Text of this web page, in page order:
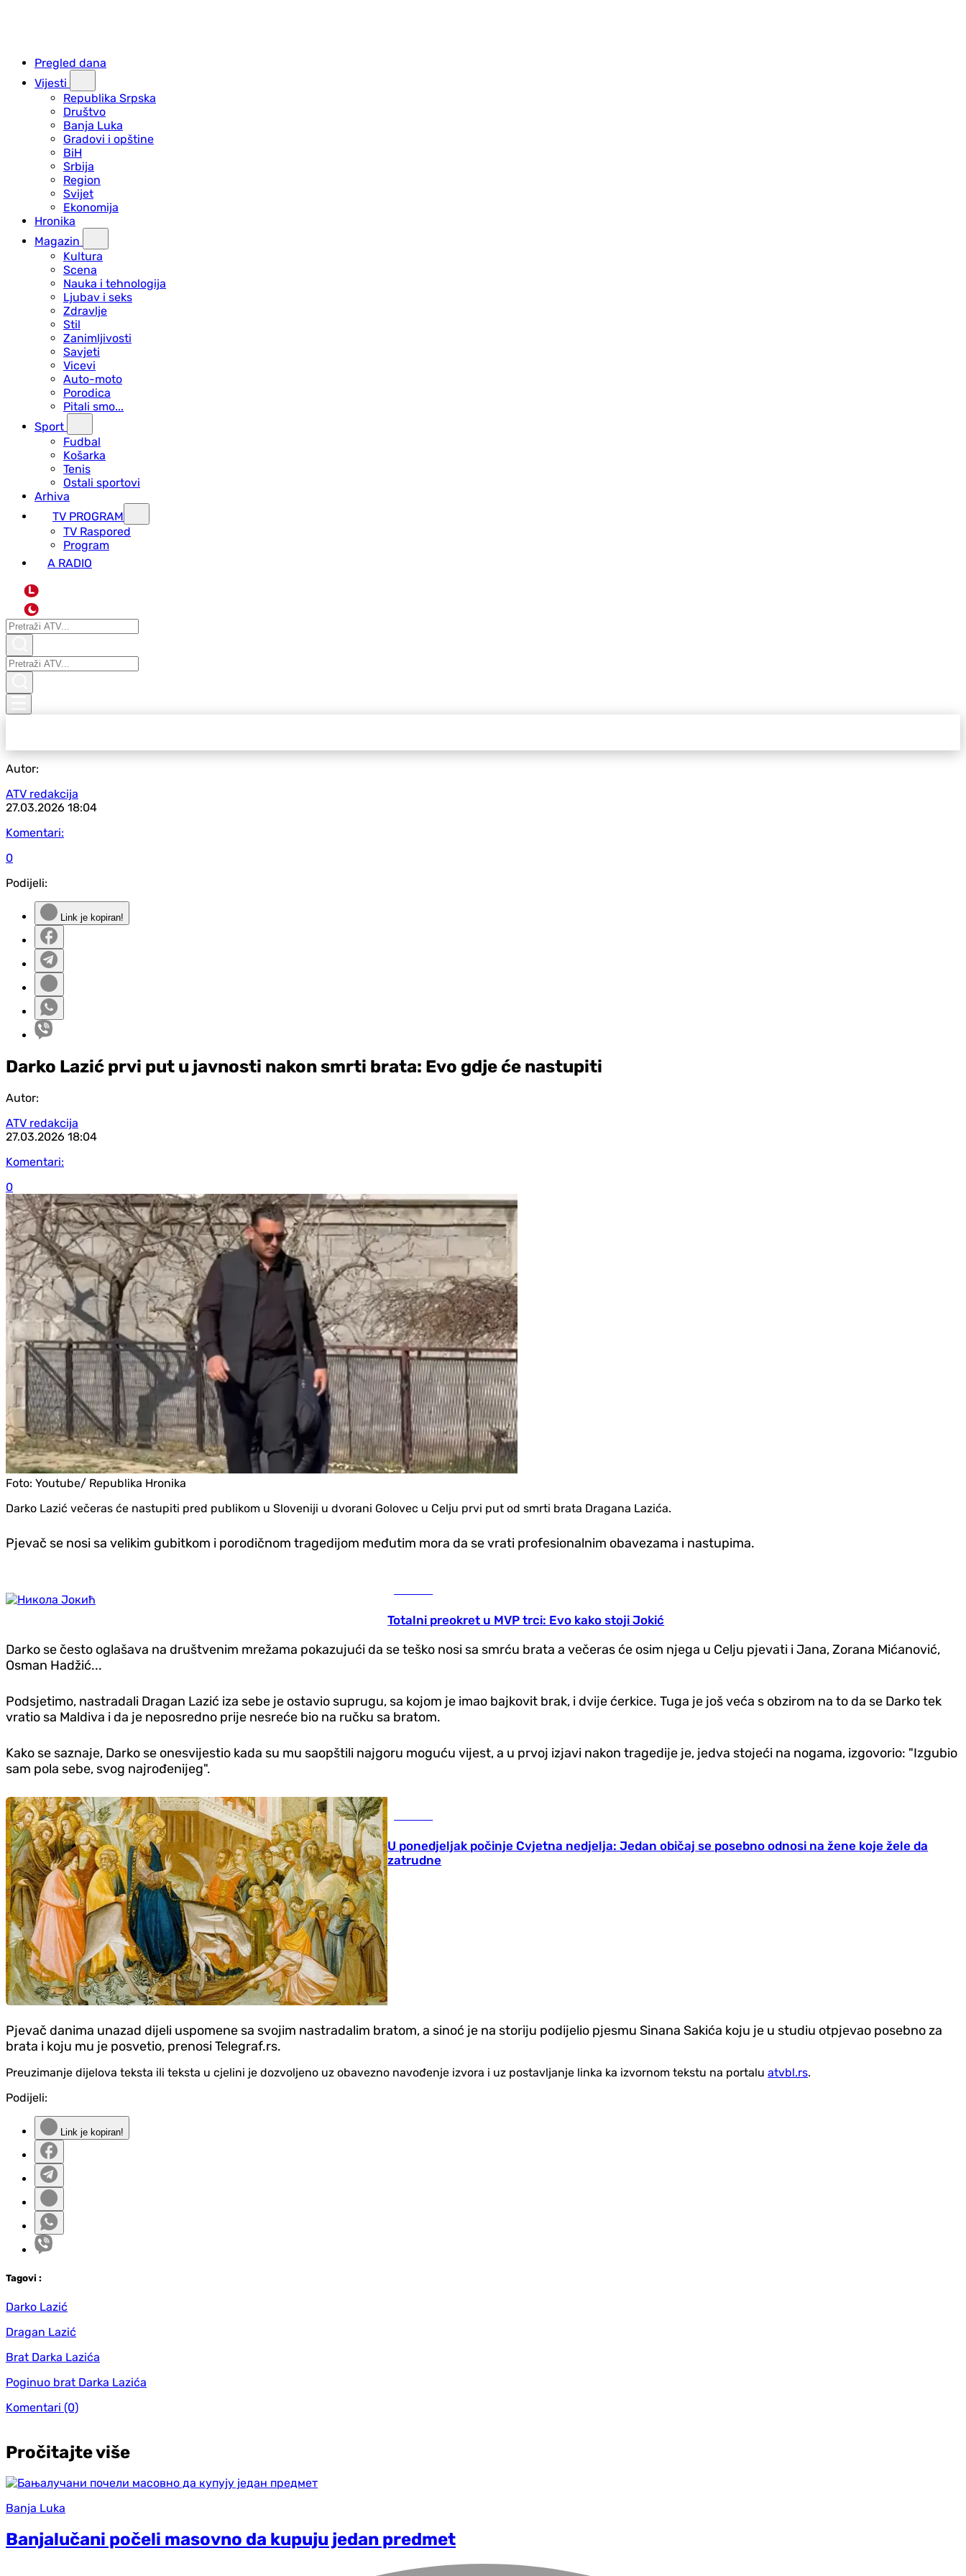
Pregled dana
Vijesti
Republika Srpska
Društvo
Banja Luka
Gradovi i opštine
BiH
Srbija
Region
Svijet
Ekonomija
Hronika
Magazin
Kultura
Scena
Nauka i tehnologija
Ljubav i seks
Zdravlje
Stil
Zanimljivosti
Savjeti
Vicevi
Auto-moto
Porodica
Pitali smo...
Sport
Fudbal
Košarka
Tenis
Ostali sportovi
Arhiva
TV PROGRAM
ТV Raspored
Program
A RADIO
L
Autor:
ATV redakcija
27.03.2026 18:04
Komentari:
0
Podijeli:
Link je kopiran!
Darko Lazić prvi put u javnosti nakon smrti brata: Evo gdje će nastupiti
Autor:
ATV redakcija
27.03.2026 18:04
Komentari:
0
Foto: Youtube/ Republika Hronika
Darko Lazić večeras će nastupiti pred publikom u Sloveniji u dvorani Golovec u Celju prvi put od smrti brata Dragana Lazića.
Pjevač se nosi sa velikim gubitkom i porodičnom tragedijom međutim mora da se vrati profesionalnim obavezama i nastupima.
Totalni preokret u MVP trci: Evo kako stoji Jokić
Darko se često oglašava na društvenim mrežama pokazujući da se teško nosi sa smrću brata a večeras će osim njega u Celju pjevati i Jana, Zorana Mićanović,
Osman Hadžić...
Podsjetimo, nastradali Dragan Lazić iza sebe je ostavio suprugu, sa kojom je imao bajkovit brak, i dvije ćerkice. Tuga je još veća s obzirom na to da se Darko tek
vratio sa Maldiva i da je neposredno prije nesreće bio na ručku sa bratom.
Kako se saznaje, Darko se onesvijestio kada su mu saopštili najgoru moguću vijest, a u prvoj izjavi nakon tragedije je, jedva stojeći na nogama, izgovorio: "Izgubio
sam pola sebe, svog najrođenijeg".
U ponedjeljak počinje Cvjetna nedjelja: Jedan običaj se posebno odnosi na žene koje žele da
zatrudne
Pjevač danima unazad dijeli uspomene sa svojim nastradalim bratom, a sinoć je na storiju podijelio pjesmu Sinana Sakića koju je u studiu otpjevao posebno za
brata i koju mu je posvetio, prenosi Telegraf.rs.
Preuzimanje dijelova teksta ili teksta u cjelini je dozvoljeno uz obavezno navođenje izvora i uz postavljanje linka ka izvornom tekstu na portalu atvbl.rs.
Podijeli:
Link je kopiran!
Tagovi :
Darko Lazić
Dragan Lazić
Brat Darka Lazića
Poginuo brat Darka Lazića
Komentari (0)
Pročitajte više
Banja Luka
Banjalučani počeli masovno da kupuju jedan predmet